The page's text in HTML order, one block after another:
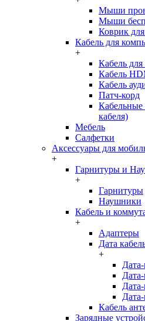
Мыши
Мыши
Коврик
Кабель для
+
Кабель
Кабель
Кабель
Патч-корд
Кабельные
кабеля)
Мебель
Салфетки
Аксессуары для
+
Гарнитуры и
+
Гарнитуры
Наушники
Кабель и
+
Адаптеры
Дата
+
Кабель
Зарядные